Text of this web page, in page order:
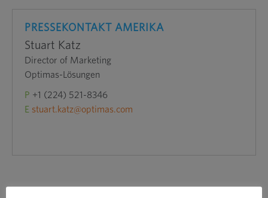
PRESSEKONTAKT AMERIKA
Stuart Katz
Director of Marketing
Optimas-Lösungen
P +1 (224) 521-8346
E stuart.katz@optimas.com